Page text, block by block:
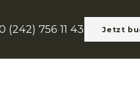
(242) 756 11 43 Jetzt